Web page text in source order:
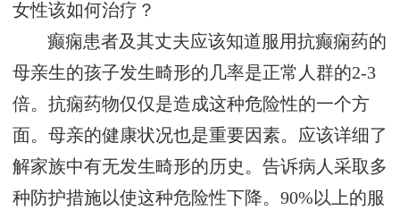
女性该如何治疗？
癫痫患者及其丈夫应该知道服用抗癫痫药的
母亲生的孩子发生畸形的几率是正常人群的2-3
倍。抗痫药物仅仅是造成这种危险性的一个方
面。母亲的健康状况也是重要因素。应该详细了
解家族中有无发生畸形的历史。告诉病人采取多
种防护措施以使这种危险性下降。90%以上的服